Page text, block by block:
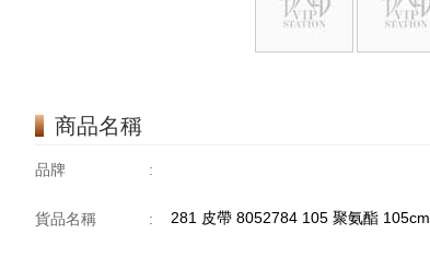
商品名稱
品牌 :
貨品名稱 : 281 皮帶 8052784 105 聚氨酯 105cm